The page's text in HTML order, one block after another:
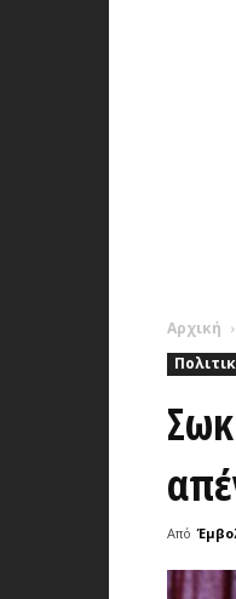
Αρχική
Από